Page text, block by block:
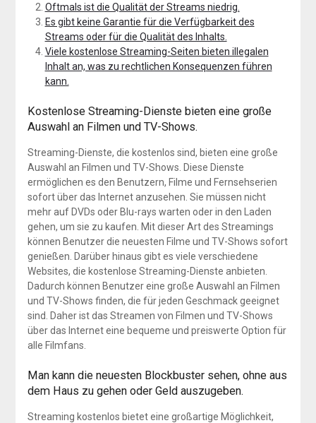
Oftmals ist die Qualität der Streams niedrig.
Es gibt keine Garantie für die Verfügbarkeit des
Streams oder für die Qualität des Inhalts.
Viele kostenlose Streaming-Seiten bieten illegalen
Inhalt an, was zu rechtlichen Konsequenzen führen
kann.
Kostenlose Streaming-Dienste bieten eine große
Auswahl an Filmen und TV-Shows.
Streaming-Dienste, die kostenlos sind, bieten eine große
Auswahl an Filmen und TV-Shows. Diese Dienste
ermöglichen es den Benutzern, Filme und Fernsehserien
sofort über das Internet anzusehen. Sie müssen nicht
mehr auf DVDs oder Blu-rays warten oder in den Laden
gehen, um sie zu kaufen. Mit dieser Art des Streamings
können Benutzer die neuesten Filme und TV-Shows sofort
genießen. Darüber hinaus gibt es viele verschiedene
Websites, die kostenlose Streaming-Dienste anbieten.
Dadurch können Benutzer eine große Auswahl an Filmen
und TV-Shows finden, die für jeden Geschmack geeignet
sind. Daher ist das Streamen von Filmen und TV-Shows
über das Internet eine bequeme und preiswerte Option für
alle Filmfans.
Man kann die neuesten Blockbuster sehen, ohne aus
dem Haus zu gehen oder Geld auszugeben.
Streaming kostenlos bietet eine großartige Möglichkeit,